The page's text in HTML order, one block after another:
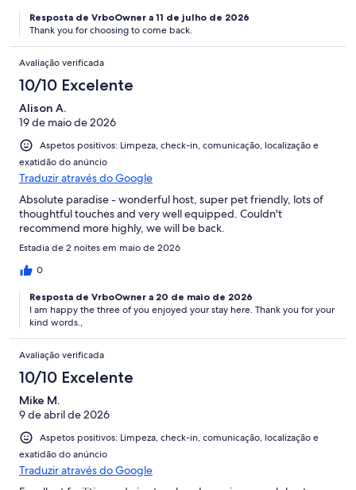
Resposta de VrboOwner a 11 de julho de 2026
Thank you for choosing to come back.
Avaliação verificada
10/10 Excelente
Alison A.
19 de maio de 2026
Aspetos positivos: Limpeza, check-in, comunicação, localização e
exatidão do anúncio
Traduzir através do Google
Absolute paradise - wonderful host, super pet friendly, lots of
thoughtful touches and very well equipped. Couldn't
recommend more highly, we will be back.
Estadia de 2 noites em maio de 2026
0
Resposta de VrboOwner a 20 de maio de 2026
I am happy the three of you enjoyed your stay here. Thank you for your
kind words.,
Avaliação verificada
10/10 Excelente
Mike M.
9 de abril de 2026
Aspetos positivos: Limpeza, check-in, comunicação, localização e
exatidão do anúncio
Traduzir através do Google